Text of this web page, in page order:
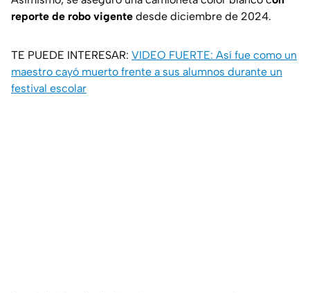
reporte de robo vigente desde diciembre de 2024.
TE PUEDE INTERESAR: VIDEO FUERTE: Así fue como un
maestro cayó muerto frente a sus alumnos durante un
festival escolar